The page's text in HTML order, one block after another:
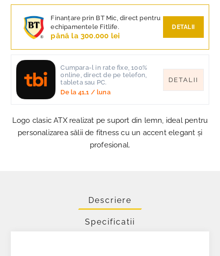
Finanțare prin BT Mic, direct pentru
echipamentele Fitlife.
până la 300.000 lei
DETALII
Cumpara-l in rate fixe, 100%
online, direct de pe telefon,
tableta sau PC.
De la 41,1 / luna
DETALII
Logo clasic ATX realizat pe suport din lemn, ideal pentru
personalizarea sălii de fitness cu un accent elegant și
profesional.
Descriere
Specificatii